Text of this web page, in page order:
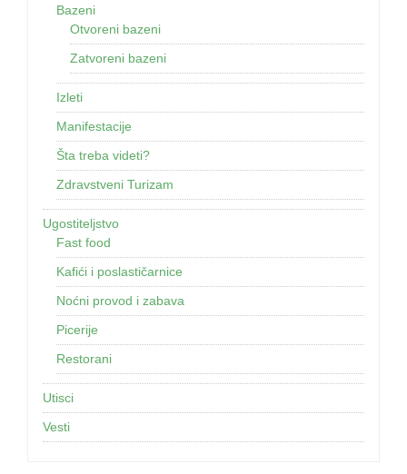
Bazeni
Otvoreni bazeni
Zatvoreni bazeni
Izleti
Manifestacije
Šta treba videti?
Zdravstveni Turizam
Ugostiteljstvo
Fast food
Kafići i poslastičarnice
Noćni provod i zabava
Picerije
Restorani
Utisci
Vesti